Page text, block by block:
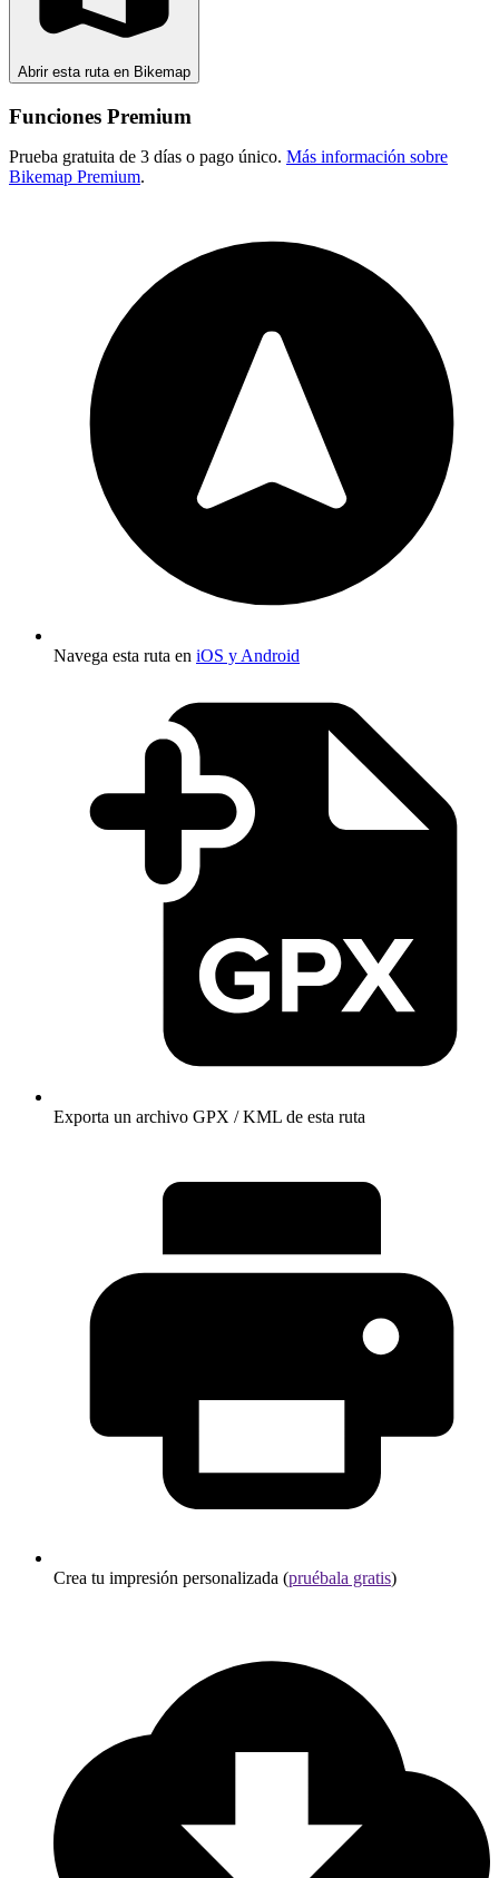
Abrir esta ruta en Bikemap
Funciones Premium
Prueba gratuita de 3 días o pago único. Más información sobre
Bikemap Premium.
Navega esta ruta en iOS y Android
Exporta un archivo GPX / KML de esta ruta
Crea tu impresión personalizada (pruébala gratis)